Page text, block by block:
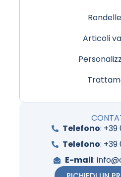
Rondelle
Articoli
Telefono:
Telefono:
E-mail: